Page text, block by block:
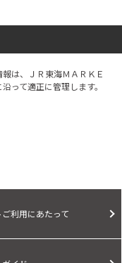
は、ＪＲ東海ＭＡＲＫＥ
って適正に管理します。
利用にあたって